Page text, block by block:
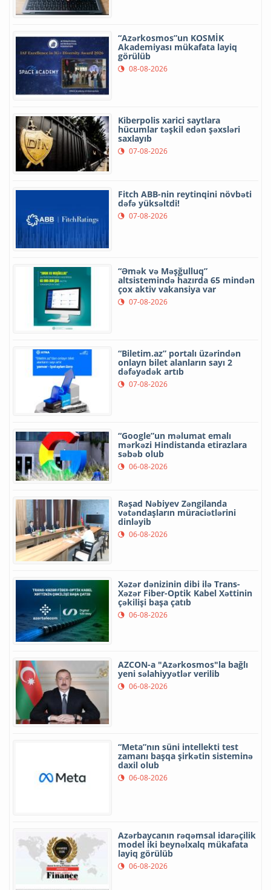
“Azərkosmos”un KOSMİK
Akademiyası mükafata layiq
görülüb
08-08-2026
Kiberpolis xarici saytlara
hücumlar təşkil edən şəxsləri
saxlayıb
07-08-2026
Fitch ABB-nin reytinqini növbəti
dəfə yüksəltdi!
07-08-2026
“Əmək və Məşğulluq”
altsistemində hazırda 65 mindən
çox aktiv vakansiya var
07-08-2026
“Biletim.az” portalı üzərindən
onlayn bilet alanların sayı 2
dəfəyədək artıb
07-08-2026
“Google”un məlumat emalı
mərkəzi Hindistanda etirazlara
səbəb olub
06-08-2026
Rəşad Nəbiyev Zəngilanda
vətəndaşların müraciətlərini
dinləyib
06-08-2026
Xəzər dənizinin dibi ilə Trans-
Xəzər Fiber-Optik Kabel Xəttinin
çəkilişi başa çatıb
06-08-2026
AZCON-a "Azərkosmos"la bağlı
yeni səlahiyyətlər verilib
06-08-2026
“Meta”nın süni intellekti test
zamanı başqa şirkətin sisteminə
daxil olub
06-08-2026
Azərbaycanın rəqəmsal idarəçilik
model iki beynəlxalq mükafata
layiq görülüb
06-08-2026